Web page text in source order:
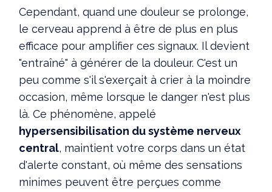
Cependant, quand une douleur se prolonge,
le cerveau apprend à être de plus en plus
efficace pour amplifier ces signaux. Il devient
"entraîné" à générer de la douleur. C'est un
peu comme s'il s'exerçait à crier à la moindre
occasion, même lorsque le danger n'est plus
là. Ce phénomène, appelé
hypersensibilisation du système nerveux
central, maintient votre corps dans un état
d'alerte constant, où même des sensations
minimes peuvent être perçues comme